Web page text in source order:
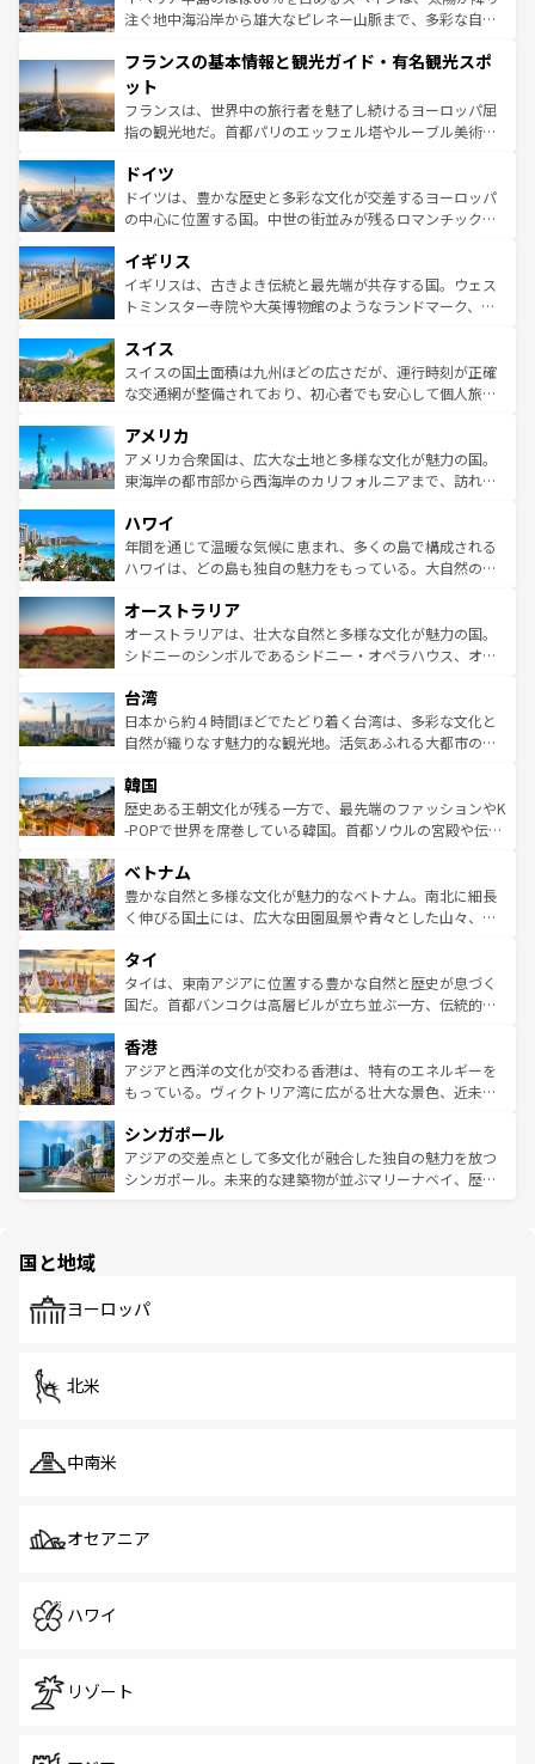
ピザやパスタなど、絶品のイタリア料理を堪能することも
ませてくれるイタリアで、忘れられない旅をしてみよう！
なお、新着のイタリア情報は
しい。
注ぐ地中海沿岸から雄大なピレネー山脈まで、多彩な自然
文化が根付くこの国では、情熱的なフラメンコ、熱気あふ
れる闘牛、そして美味しいタパスが生活の一部となってい
る。首都マドリードの洗練された雰囲気や、バルセロナの
アートに溢れた街角から、地方では古代ローマ遺跡や中世
せる。地方によって風土や気候が異なるスペインはその個
性で訪れる人を魅了する。 なお、新着のスペイン情報は コ
ンテンツ一覧を参照してほしい。
フランスの基本情報と観光ガイド・有名観光スポ
ット
フランスは、世界中の旅行者を魅了し続けるヨーロッパ屈
指の観光地だ。首都パリのエッフェル塔やルーブル美術館
で、幅広い魅力が詰まっている。華麗な宮殿、歴史的な大
聖堂、美しいビーチ、そして豊かな自然が、訪れる者を心
から魅了する。また、フランスは美食の国としても知ら
いる。シャンパンの発祥地であるランス、プロヴァンスの
香り高いラベンダー畑など、多彩な楽しみ方が可能だ。さ
らに、パリ以外の地域にも魅力が溢れており、どの街角に
れる地方に足を運ぶとそれぞれで全く異なる文化を体験で
きるだろう。 なお、新着のフランス情報はコンテンツ一覧
を参照してほしい。
ドイツ
ドイツは、豊かな歴史と多彩な文化が交差するヨーロッパ
の中心に位置する国。中世の街並みが残るロマンチック街
顔を持つこの国は、どこを歩いても飽きることがない。ベ
ルリンの文化的活気、バイエルン州のアルプスの絶景、そ
してライン川沿いのワイン畑といった風景は必見。ビール
は、お酒好きな人にはぜひ体験してほしい。 なお、新着の
ドイツ情報はコンテンツ一覧を参照してほしい。
イギリス
イギリスは、古きよき伝統と最先端が共存する国。ウェス
トミンスター寺院や大英博物館のようなランドマーク、歴
リアごとに異なる魅力がある。また、優雅なアフタヌーン
ティー、ビール好きにはたまらない英国パブ、サッカー観
戦など、本場だからこそできる体験も豊富。イギリスを旅
ンツ一覧を参照してほしい。
スイス
スイスの国土面積は九州ほどの広さだが、運行時刻が正確
な交通網が整備されており、初心者でも安心して個人旅行
の建物がそのまま残る町や、スイスならではのユニークな
博物館もあり、アルプス観光だけでなく町歩きも満喫する
ことができる。国民の所得が高いため物価も高いが、旅行
ば市内交通費無料で観光を楽しむこともできる。 なお、新
着のスイス情報はコンテンツ一覧 を参照してほしい。
アメリカ
アメリカ合衆国は、広大な土地と多様な文化が魅力の国。
東海岸の都市部から西海岸のカリフォルニアまで、訪れる
のような巨大都市は、観光、ショッピング、エンターテイ
ンメントが詰まった刺激的なスポットだ。一方、アメリカ
西部には大自然が広がり、グランドキャニオンやイエロー
部のニューオーリンズでは、音楽と美食が融合した独特の
文化が魅力。旅行者はアメリカの各地域で異なる魅力を楽
しみながら、その多様性と豊かな歴史を感じることができ
ならではの贅沢な旅のスタイルだ。 なお、新着のアメリカ
情報はコンテンツ一覧を参照してほしい。
ハワイ
年間を通じて温暖な気候に恵まれ、多くの島で構成される
ハワイは、どの島も独自の魅力をもっている。大自然の神
ワイ島は見逃せない。また、定番の観光地といえばオアフ
島だが、静かな自然を求めるならマウイ島やカウアイ島が
おすすめ。エメラルドグリーンに輝く海をはじめ、豊かな
れるおもてなしの心で訪れる人々を迎えてくれるハワイの
人々、おいしいローカルフードやハワイアンミュージッ
ク、伝統的なフラダンスなど、すべてがハワイの魅力を彩
ワイを、存分に味わってほしい。 なお、新着のハワイ情報
はコンテンツ一覧を参照してほしい。
オーストラリア
オーストラリアは、壮大な自然と多様な文化が魅力の国。
シドニーのシンボルであるシドニー・オペラハウス、オー
リアリーフや大陸中央部にそびえるウルル（エアーズロッ
ク）、タスマニアの美しい原生林やケアンズの熱帯雨林な
ど、見どころがたくさん。また、カフェやワイン、オージ
いる。アクティビティも充実しており、サーフィンやダイ
ビング、ハイキングなど、アウトドア好きにはたまらな
い。オーストラリアの多彩な魅力を存分に味わいつくそ
参照してほしい。
台湾
日本から約４時間ほどでたどり着く台湾は、多彩な文化と
自然が織りなす魅力的な観光地。活気あふれる大都市の台
ン）、静ひつな山岳地帯である台湾東部など、都市の喧騒
と山間の静けさが共存しており、訪れる人に新しい発見と
驚きをもたらしてくれる。また、奥深い台湾の食文化も魅
容にもいいと評判のスイーツなど、バラエティ豊かな料理
が味わえる。 なお、新着の台湾情報は コンテンツ一覧を参
照してほしい。
韓国
歴史ある王朝文化が残る一方で、最先端のファッションやK
-POPで世界を席巻している韓国。首都ソウルの宮殿や伝統
き、地方に足を延ばせば四季折々の自然美を楽しむことが
できる。そして、キムチや焼肉、絶品のストリートフード
まで、さまざまな韓国料理が待っている。夜には、韓国な
リティに包まれながら、韓国の多彩な魅力を心ゆくまで味
わってみてほしい。 なお、新着の韓国情報はコンテンツ一
覧を参照してほしい。
ベトナム
豊かな自然と多様な文化が魅力的なベトナム。南北に細長
く伸びる国土には、広大な田園風景や青々とした山々、世
急速な発展と共に伝統が息づく。ハノイの古い町並みやホ
ーチミン市のフランス統治時代の建物も、独特の雰囲気を
醸し出している。また、バラエティの豊かさとおいしさで
とつ。フォーやバインミー、ベトナムコーヒーなどは、ぜ
ひ現地で味わいたい。どの地域を訪れてもあたたかい人々
が旅行者を迎えてくれるので、きっと忘れられない旅にな
参照してほしい。
タイ
タイは、東南アジアに位置する豊かな自然と歴史が息づく
国だ。首都バンコクは高層ビルが立ち並ぶ一方、伝統的な
の活気が交差している。北部ではチェンマイなどの山岳地
帯で自然と触れ合い、南部ではプーケットやクラビの美し
いビーチでリゾート気分を楽しむことができる。タイ料理
激する。気候は一年中温暖で、どの季節にも異なる楽しみ
が待っている。親しみやすいタイの人々、仏教を中心とし
た文化、そして多様な観光資源が、訪れる旅人を魅了し続
香港
アジアと西洋の文化が交わる香港は、特有のエネルギーを
もっている。ヴィクトリア湾に広がる壮大な景色、近未来
み、どこを訪れても感動するはず。観光スポットが密集し
ており、効率よく見どころを回れるのも魅力。息をのむよ
うな絶景から文化的な体験まで、香港を存分に楽しみ尽く
シンガポール
アジアの交差点として多文化が融合した独自の魅力を放つ
シンガポール。未来的な建築物が並ぶマリーナベイ、歴史
で、ホーカーズは地元の風情を楽しめる外せないスポット
国と地域
ヨーロッパ
北米
中南米
オセアニア
ハワイ
リゾート